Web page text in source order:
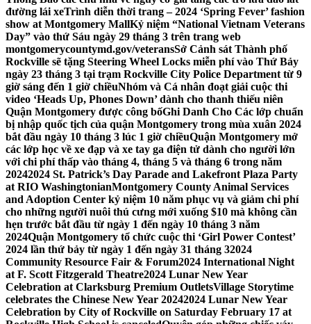
đường lái xeTrình diễn thời trang – 2024 ‘Spring Fever’ fashion
show at Montgomery MallKỷ niệm “National Vietnam Veterans
Day” vào thứ Sáu ngày 29 tháng 3 trên trang web
montgomerycountymd.gov/veteransSở Cảnh sát Thành phố
Rockville sẽ tặng Steering Wheel Locks miễn phí vào Thứ Bảy
ngày 23 tháng 3 tại trạm Rockville City Police Department từ 9
giờ sáng đến 1 giờ chiềuNhóm và Cá nhân đoạt giải cuộc thi
video ‘Heads Up, Phones Down’ dành cho thanh thiếu niên
Quận Montgomery được công bốGhi Danh Cho Các lớp chuẩn
bị nhập quốc tịch của quận Montgomery trong mùa xuân 2024
bắt đầu ngày 10 tháng 3 lúc 1 giờ chiềuQuận Montgomery mở
các lớp học về xe đạp và xe tay ga điện tử dành cho người lớn
với chi phí thấp vào tháng 4, tháng 5 và tháng 6 trong năm
20242024 St. Patrick’s Day Parade and Lakefront Plaza Party
at RIO WashingtonianMontgomery County Animal Services
and Adoption Center kỷ niệm 10 năm phục vụ và giảm chi phí
cho những người nuôi thú cưng mới xuống $10 mà không cần
hẹn trước bắt đầu từ ngày 1 đến ngày 10 tháng 3 năm
2024Quận Montgomery tổ chức cuộc thi ‘Girl Power Contest’
2024 lần thứ bảy từ ngày 1 đến ngày 31 tháng 32024
Community Resource Fair & Forum2024 International Night
at F. Scott Fitzgerald Theatre2024 Lunar New Year
Celebration at Clarksburg Premium OutletsVillage Storytime
celebrates the Chinese New Year 20242024 Lunar New Year
Celebration by City of Rockville on Saturday February 17 at